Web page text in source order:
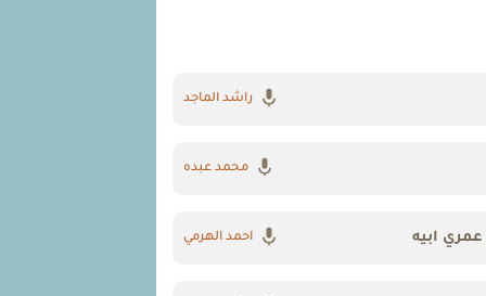
راشد الماجد
محمد عبده
عمري ابيه احمد الهرمي